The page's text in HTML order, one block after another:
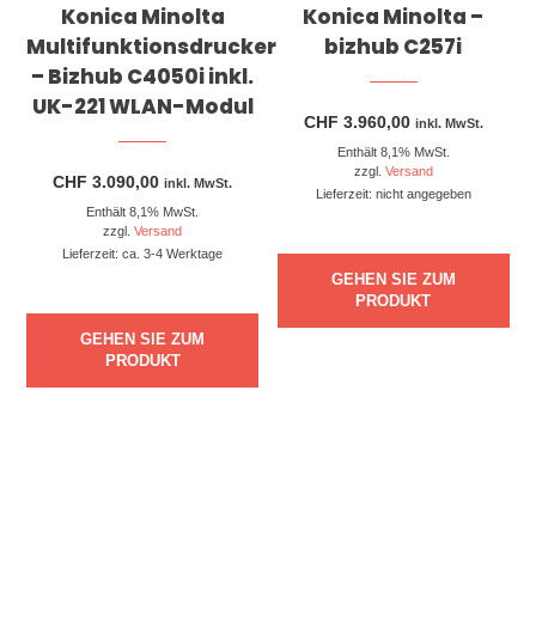
Konica Minolta
Multifunktionsdrucker
– Bizhub C4050i inkl.
UK-221 WLAN-Modul
CHF 3.090,00 inkl. MwSt.
Enthält 8,1% MwSt.
zzgl.Versand
Lieferzeit: ca. 3-4 Werktage
GEHEN SIE ZUM
PRODUKT
Konica Minolta –
bizhub C257i
CHF 3.960,00 inkl. MwSt.
Enthält 8,1% MwSt.
zzgl. Versand
Lieferzeit: nicht angegeben
GEHEN SIE ZUM
PRODUKT